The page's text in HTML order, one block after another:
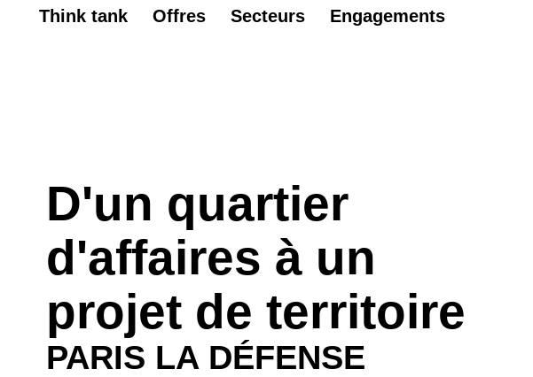
Think tank Offres Secteurs Engagements
D'un quartier
d'affaires à un
projet de territoire
PARIS LA DÉFENSE